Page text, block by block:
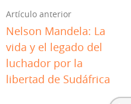
Artículo anterior
Nelson Mandela: La
vida y el legado del
luchador por la
libertad de Sudáfrica